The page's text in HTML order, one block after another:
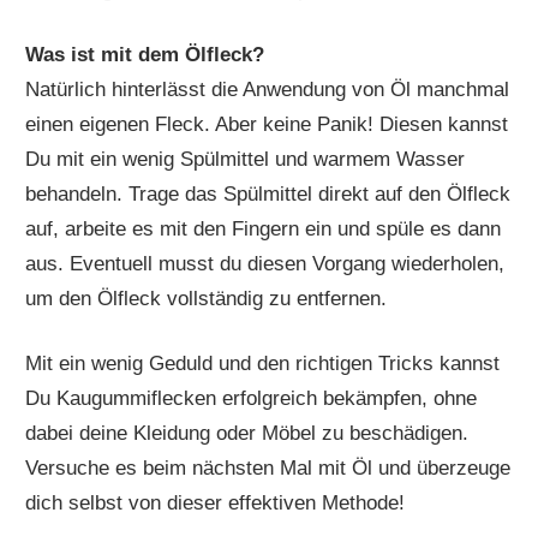
Was ist mit dem Ölfleck?
Natürlich hinterlässt die Anwendung von Öl manchmal
einen eigenen Fleck. Aber keine Panik! Diesen kannst
Du mit ein wenig Spülmittel und warmem Wasser
behandeln. Trage das Spülmittel direkt auf den Ölfleck
auf, arbeite es mit den Fingern ein und spüle es dann
aus. Eventuell musst du diesen Vorgang wiederholen,
um den Ölfleck vollständig zu entfernen.
Mit ein wenig Geduld und den richtigen Tricks kannst
Du Kaugummiflecken erfolgreich bekämpfen, ohne
dabei deine Kleidung oder Möbel zu beschädigen.
Versuche es beim nächsten Mal mit Öl und überzeuge
dich selbst von dieser effektiven Methode!